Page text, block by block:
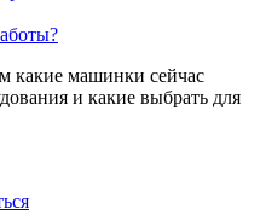
какие машинки сейчас
и какие выбрать для